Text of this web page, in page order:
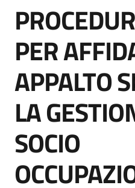
di
acquisto
Supporto
Piattaforme
telematiche
Salta al contenuto
PER
APPALTO
LA
SOCIO